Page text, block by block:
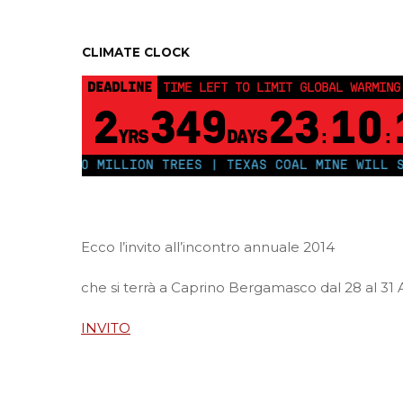
CLIMATE CLOCK
DEADLINE TIME LEFT TO LIMIT GLOBAL
2YRS349DAYS 23: 10 :
250 MILLION TREES | TEXAS COAL MINE WILL
Ecco l’invito all’incontro annuale 2014
che si terrà a Caprino Bergamasco dal 28 al 31
INVITO